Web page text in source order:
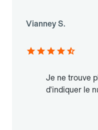
Vianney S.
Je ne trouve
d'indiquer le